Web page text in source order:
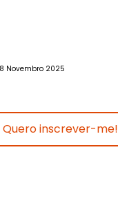
Novembro 2025
Quero inscrever-me!